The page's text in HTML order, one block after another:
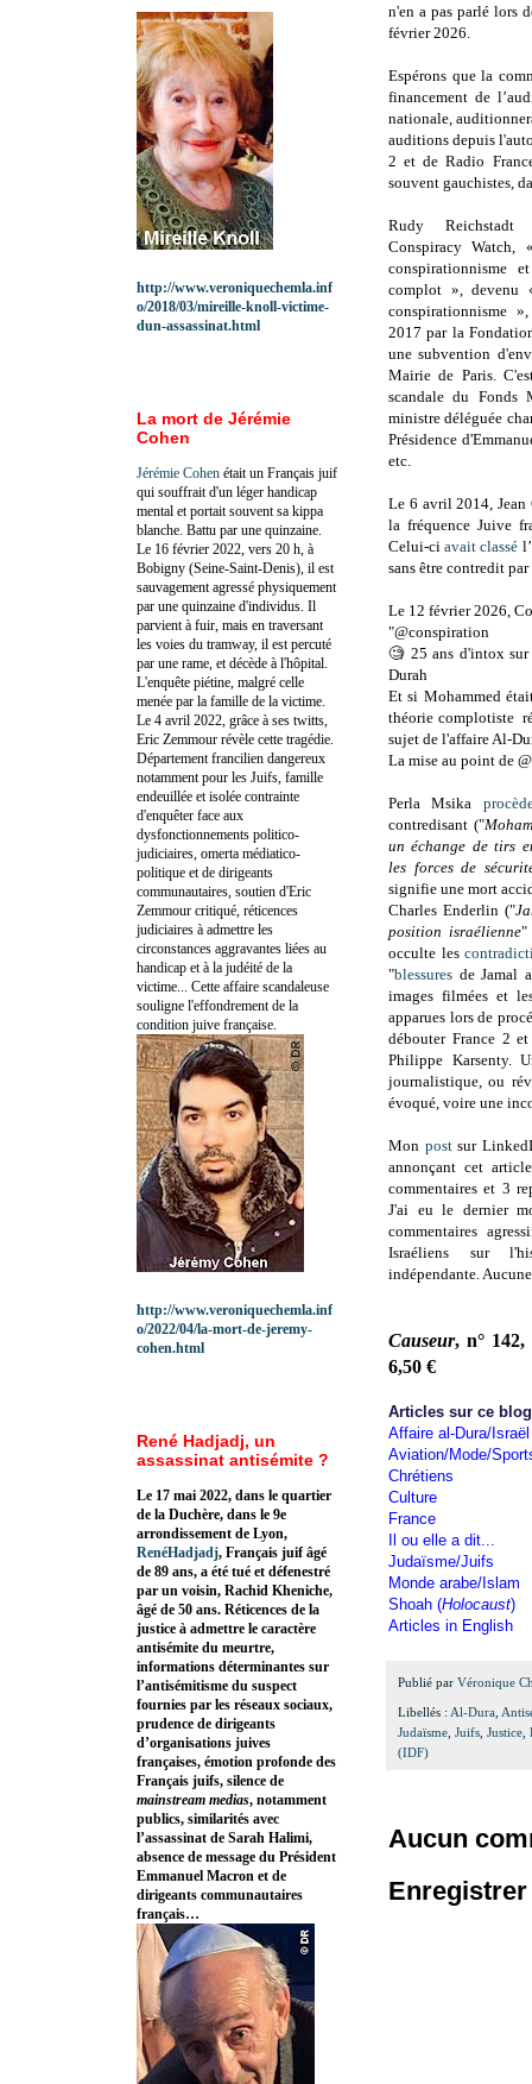
n'en a pas parlé lors
février 2026.
Espérons que la
financement de
nationale,
auditions depuis
2 et de Radio
souvent gauchistes,
Rudy
Conspiracy Watch,
conspirationnisme
complot », devenu
conspirationnisme
2017 par la
une subvention
Mairie de Paris.
scandale du Fonds
ministre déléguée
Présidence
etc.
Le 6 avril 2014, Jean
la fréquence Juive
Celui-ciavait classé
sans être contredit par
Le 12 février 2026,
"@conspiration
🧐 25 ans d'intox
Durah
Et si Mohammed
théorie complotiste
sujet de l'affaire Al-
La mise au point de
Perla Msika
contredisant ("
un échange de tirs
les forces de
signifie une mort
Charles Enderlin ("
position israélienne"
occulte les
"blessures de Jamal
images filmées et
apparues lors de
débouter France 2
Philippe Karsenty.
journalistique, ou
évoqué, voire une
Mon postsur
annonçant cet
commentaires et 3
J'ai eu le dernier
commentaires
Israéliens sur
indépendante.
Causeur, n° 142,
6,50 €
Articles sur ce
Affaire al-Dura/Israël
Aviation/Mode/
Chrétiens
Culture
France
Il ou elle a dit...
Judaïsme/Juifs
Monde arabe/Islam
Shoah (Holocaust)
Articles in English
Publié par Véronique
Libellés : Al-Dura
Judaïsme Juifs Justice
(IDF)
Aucun
http://www.veroniquechemla.inf
o/2018/03/mireille-knoll-victime-
dun-assassinat.html
La mort de Jérémie
Cohen
Jérémie Cohen était un Français juif
qui souffrait d'un léger handicap
mental et portait souvent sa kippa
blanche. Battu par une quinzaine.
Le 16 février 2022, vers 20 h, à
Bobigny (Seine-Saint-Denis), il est
sauvagement agressé physiquement
par une quinzaine d'individus. Il
parvient à fuir, mais en traversant
les voies du tramway, il est percuté
par une rame, et décède à l'hôpital.
L'enquête piétine, malgré celle
menée par la famille de la victime.
Le 4 avril 2022, grâce à ses twitts,
Eric Zemmour révèle cette tragédie.
Département francilien dangereux
notamment pour les Juifs, famille
endeuillée et isolée contrainte
d'enquêter face aux
dysfonctionnements politico-
judiciaires, omerta médiatico-
politique et de dirigeants
communautaires, soutien d'Eric
Zemmour critiqué, réticences
judiciaires à admettre les
circonstances aggravantes liées au
handicap et à la judéité de la
victime... Cette affaire scandaleuse
souligne l'effondrement de la
condition juive française.
http://www.veroniquechemla.inf
o/2022/04/la-mort-de-jeremy-
cohen.html
René Hadjadj, un
assassinat antisémite ?
Le 17 mai 2022, dans le quartier
de la Duchère, dans le 9e
arrondissement de Lyon,
RenéHadjadj, Français juif âgé
de 89 ans, a été tué et défenestré
par un voisin, Rachid Kheniche,
âgé de 50 ans. Réticences de la
justice à admettre le caractère
antisémite du meurtre,
informations déterminantes sur
l’antisémitisme du suspect
fournies par les réseaux sociaux,
prudence de dirigeants
d’organisations juives
françaises, émotion profonde des
Français juifs, silence de
mainstream medias, notamment
publics, similarités avec
l’assassinat de Sarah Halimi,
absence de message du Président
Emmanuel Macron et de
dirigeants communautaires
français…